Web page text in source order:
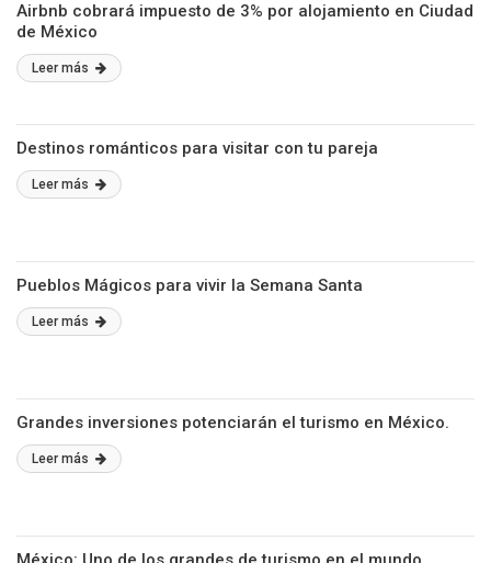
Airbnb cobrará impuesto de 3% por alojamiento en Ciudad
de México
Leer más
Destinos románticos para visitar con tu pareja
Leer más
Pueblos Mágicos para vivir la Semana Santa
Leer más
Grandes inversiones potenciarán el turismo en México.
Leer más